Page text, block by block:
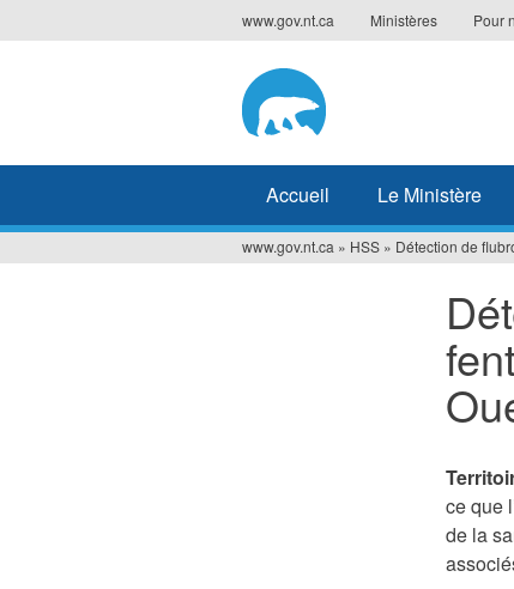
to
www.gov.nt.ca Ministères Pour
Accueil Le Ministère
www.gov.nt.ca » HSS » Détection de
ce que
de la